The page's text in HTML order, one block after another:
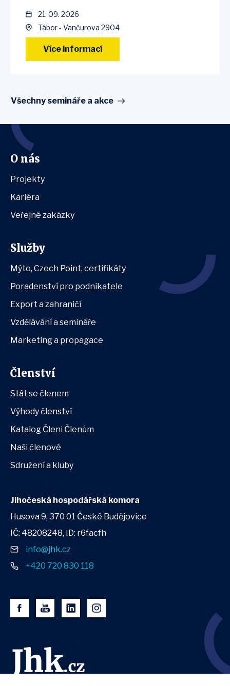
21. 09. 2026
Tábor - Vančurova 2904
Více informací
Všechny semináře a akce
O nás
Projekty
Kariéra
Veřejné zakázky
Služby
Mýto, Czech Point, certifikáty
Poradenství pro podnikatele
Export a zahraničí
Vzdělávání a semináře
Marketing a propagace
Členství
Stát se členem
Výhody členství
Katalog Členi Členům
Naši členové
Sdružení a kluby
Jihočeská hospodářská komora
Husova 9, 370 01 České Budějovice
IČ: 48208248, ID: r6facfh
info@jhk.cz
+420 720 830 118